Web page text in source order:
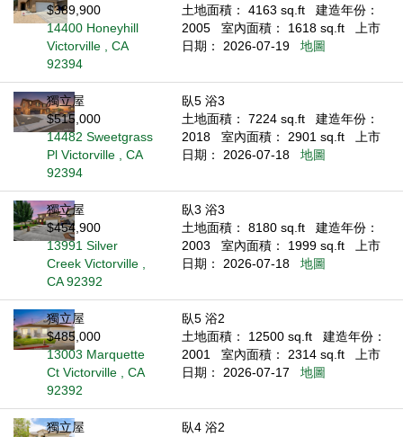
$389,900
14400 Honeyhill
Victorville , CA
92394
土地面積： 4163 sq.ft
建造年份：
2005
室內面積： 1618 sq.ft
上市
日期： 2026-07-19
地圖
獨立屋
$515,000
14482 Sweetgrass
Pl Victorville , CA
92394
臥5 浴3
土地面積： 7224 sq.ft
建造年份：
2018
室內面積： 2901 sq.ft
上市
日期： 2026-07-18
地圖
獨立屋
$454,900
13991 Silver
Creek Victorville ,
CA 92392
臥3 浴3
土地面積： 8180 sq.ft
建造年份：
2003
室內面積： 1999 sq.ft
上市
日期： 2026-07-18
地圖
獨立屋
$485,000
13003 Marquette
Ct Victorville , CA
92392
臥5 浴2
土地面積： 12500 sq.ft
建造年份：
2001
室內面積： 2314 sq.ft
上市
日期： 2026-07-17
地圖
獨立屋
臥4 浴2